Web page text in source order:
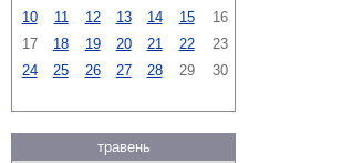
10
11 12 13 14 15
16
17
18 19 20 21 22
23
24
25 26 27 28 29 30
травень